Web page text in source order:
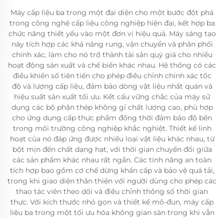
Máy cấp liệu ba trong một đại diện cho một bước đột phá
trong công nghệ cấp liệu công nghiệp hiện đại, kết hợp ba
chức năng thiết yếu vào một đơn vị hiệu quả. Máy sáng tạo
này tích hợp các khả năng rung, vận chuyển và phân phối
chính xác, làm cho nó trở thành tài sản quý giá cho nhiều
hoạt động sản xuất và chế biến khác nhau. Hệ thống có các
điều khiển số tiên tiến cho phép điều chỉnh chính xác tốc
độ và lượng cấp liệu, đảm bảo dòng vật liệu nhất quán và
hiệu suất sản xuất tối ưu. Kết cấu vững chắc của máy sử
dụng các bộ phận thép không gỉ chất lượng cao, phù hợp
cho ứng dụng cấp thực phẩm đồng thời đảm bảo độ bền
trong môi trường công nghiệp khắc nghiệt. Thiết kế linh
hoạt của nó đáp ứng được nhiều loại vật liệu khác nhau, từ
bột mịn đến chất dạng hạt, với thời gian chuyển đổi giữa
các sản phẩm khác nhau rất ngắn. Các tính năng an toàn
tích hợp bao gồm cơ chế dừng khẩn cấp và bảo vệ quá tải,
trong khi giao diện thân thiện với người dùng cho phép các
thao tác viên theo dõi và điều chỉnh thông số thời gian
thực. Với kích thước nhỏ gọn và thiết kế mô-đun, máy cấp
liệu ba trong một tối ưu hóa không gian sàn trong khi vẫn